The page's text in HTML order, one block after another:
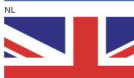
NL